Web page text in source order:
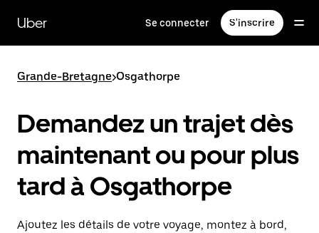
contenu
principal
Uber Se connecter S'inscrire
Grande-Bretagne>Osgathorpe
Demandez un trajet dès
maintenant ou pour plus
tard à Osgathorpe
Ajoutez les détails de votre voyage, montez à bord,